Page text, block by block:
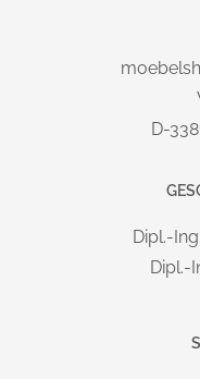
D-
Dipl.-
Dipl.-